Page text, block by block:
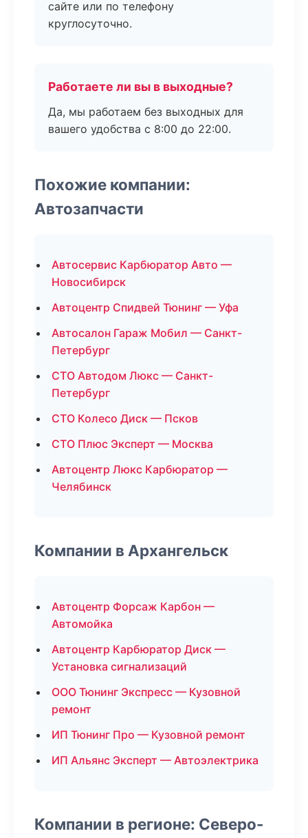
сайте или по телефону
круглосуточно.
Работаете ли вы в выходные?
Да, мы работаем без выходных для
вашего удобства с 8:00 до 22:00.
Похожие компании:
Автозапчасти
Автосервис Карбюратор Авто —
Новосибирск
Автоцентр Спидвей Тюнинг — Уфа
Автосалон Гараж Мобил — Санкт-
Петербург
СТО Автодом Люкс — Санкт-
Петербург
СТО Колесо Диск — Псков
СТО Плюс Эксперт — Москва
Автоцентр Люкс Карбюратор —
Челябинск
Компании в Архангельск
Автоцентр Форсаж Карбон —
Автомойка
Автоцентр Карбюратор Диск —
Установка сигнализаций
ООО Тюнинг Экспресс — Кузовной
ремонт
ИП Тюнинг Про — Кузовной ремонт
ИП Альянс Эксперт — Автоэлектрика
Компании в регионе: Северо-